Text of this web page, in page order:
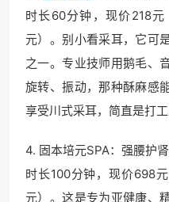
时长60分钟，现价218
元）。别小看采耳，它可
之一。专业技师用鹅毛、
旋转、振动，那种酥麻感
享受川式采耳，简直是打工
4. 固本培元SPA：强腰护
时长100分钟，现价698
元）。这是专为亚健康、